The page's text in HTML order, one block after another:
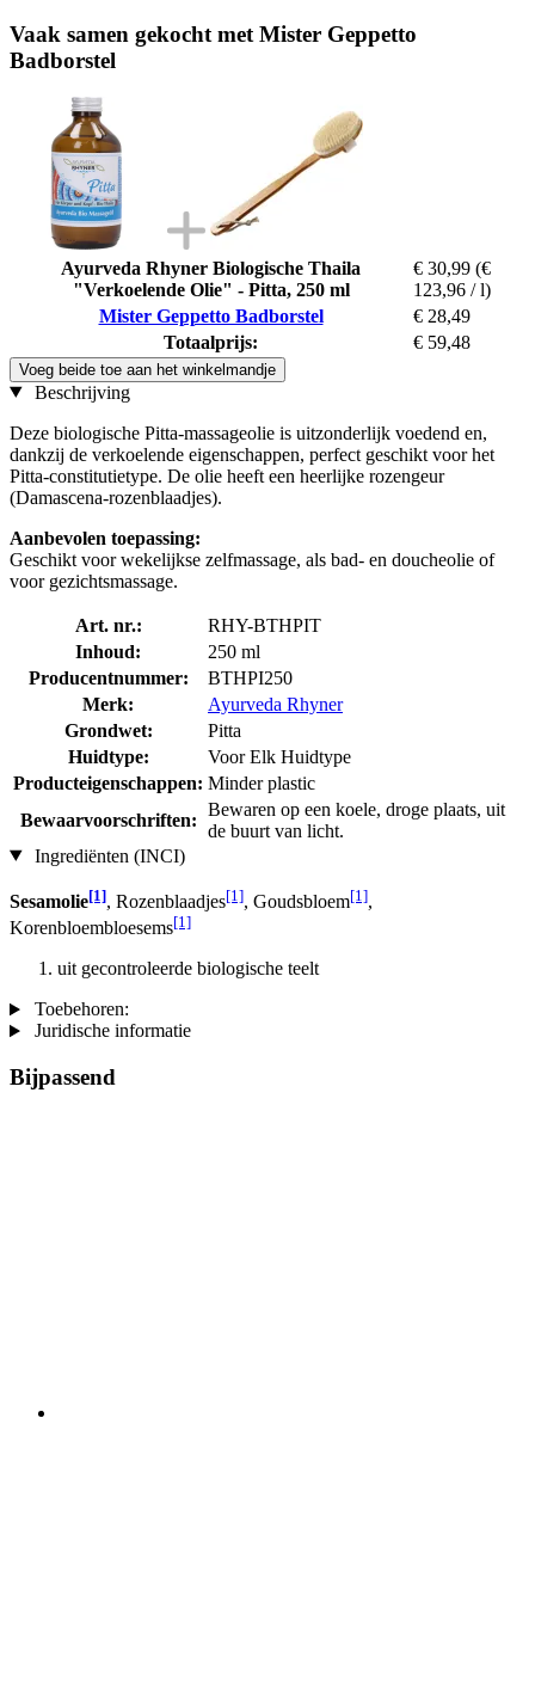
Vaak samen gekocht met Mister Geppetto
Badborstel
Ayurveda Rhyner Biologische Thaila
"Verkoelende Olie" - Pitta, 250 ml
€ 30,99 (€
123,96 / l)
Mister Geppetto Badborstel
€ 28,49
Totaalprijs:
€ 59,48
Voeg beide toe aan het winkelmandje
Beschrijving
Deze biologische Pitta-massageolie is uitzonderlijk voedend en,
dankzij de verkoelende eigenschappen, perfect geschikt voor het
Pitta-constitutietype. De olie heeft een heerlijke rozengeur
(Damascena-rozenblaadjes).
Aanbevolen toepassing:
Geschikt voor wekelijkse zelfmassage, als bad- en doucheolie of
voor gezichtsmassage.
Art. nr.:
RHY-BTHPIT
Inhoud:
250 ml
Producentnummer:
BTHPI250
Merk:
Ayurveda Rhyner
Grondwet:
Pitta
Huidtype:
Voor Elk Huidtype
Producteigenschappen: Minder plastic
Bewaarvoorschriften:
Bewaren op een koele, droge plaats, uit
de buurt van licht.
Ingrediënten (INCI)
Sesamolie[1], Rozenblaadjes[1], Goudsbloem[1],
Korenbloembloesems[1]
uit gecontroleerde biologische teelt
Toebehoren:
Juridische informatie
Bijpassend